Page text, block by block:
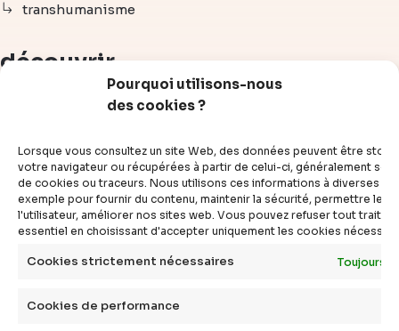
Pourquoi utilisons-nous
des cookies ?
Lorsque vous consultez un site Web, des données peuvent être
votre navigateur ou récupérées à partir de celui-ci, généralement
de cookies ou traceurs. Nous utilisons ces informations à diverses
exemple pour fournir du contenu, maintenir la sécurité, permettre le
l'utilisateur, améliorer nos sites web. Vous pouvez refuser tout
essentiel en choisissant d'accepter uniquement les cookies
Cookies strictement nécessaires Toujours
Cookies de performance
transhumanisme
découvrir
dossiers
experts
compléments
questions
définitions
livres